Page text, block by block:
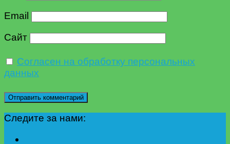
Email
Сайт
Согласен на обработку персональных
данных
Следите за нами: